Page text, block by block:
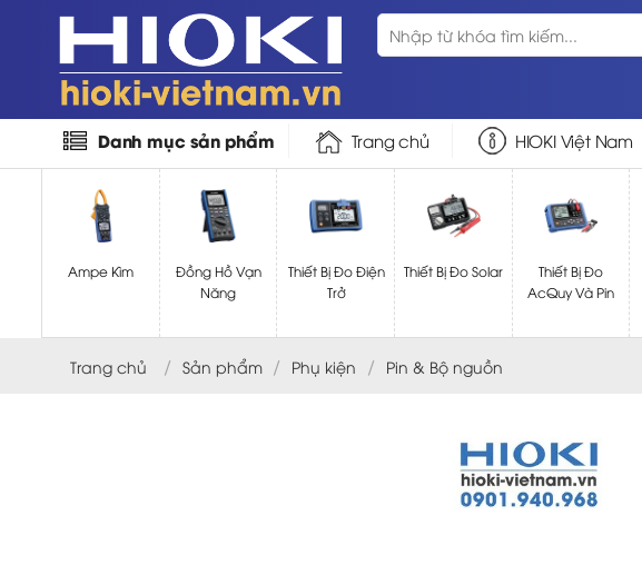
Tìm
kiếm:
Danh mục sản phẩm Trang chủ HIOKI Việt Nam
Ampe Kìm
Đồng Hồ Vạn
Năng
Thiết Bị Đo Điện
Trở
Thiết Bị Đo Solar
Thiết Bị Đo
AcQuy Và Pin
Trang chủ / Sản phẩm / Phụ kiện / Pin & Bộ nguồn